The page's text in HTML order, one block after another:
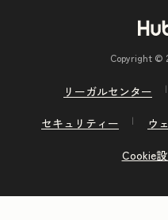
Copyright ©
リーガルセンター
セキュリティー
ウ
Cookie